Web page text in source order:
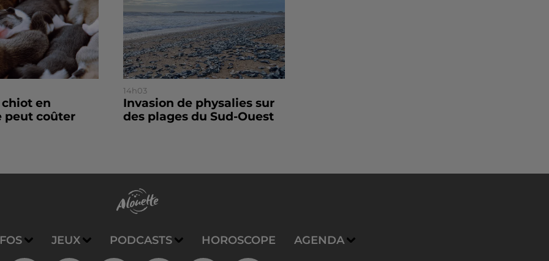
en
peut coûter
14h03
Invasion de physalies sur
des plages du Sud-Ouest
JEUX PODCASTS HOROSCOPE AGENDA